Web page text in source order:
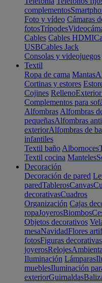
complementos
Foto y vídeo Cámaras
fotosTrípodes
Cables Cables HDMI
USBCables Jack
Consolas y videojuegos
Textil
Ropa de cama Mantas
Cortinas y estores
Cojines RellenoExterior
Complementos para
Alfombras Alfombras
pequeñasAlfombras
exteriorAlfombras de
infantiles
Textil baño Albornoces
Textil cocina Manteles
Decoración
Decoración de pared
paredTablerosCanvas
decorativasCuadros
Organización Cajas
ropaJoyerosBiombos
Objetos decorativos
mesaNavidadFlores
fotosFiguras decorativas
joyerosRelojes
Iluminación Lámparas
mueblesIluminación
exteriorGuirnaldas